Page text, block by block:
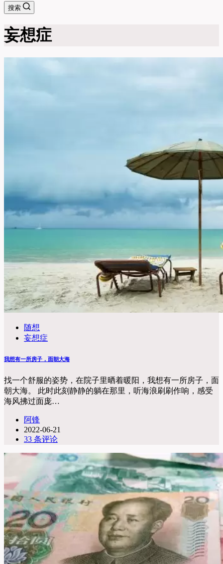
搜索
妄想症
随想
妄想症
我想有一所房子，面朝大海
找一个舒服的姿势，在院子里晒着暖阳，我想有一所房子，面
朝大海。 此时此刻静静的躺在那里，听海浪刷刷作响，感受
海风拂过面庞…
阿锋
2022-06-21
33 条评论